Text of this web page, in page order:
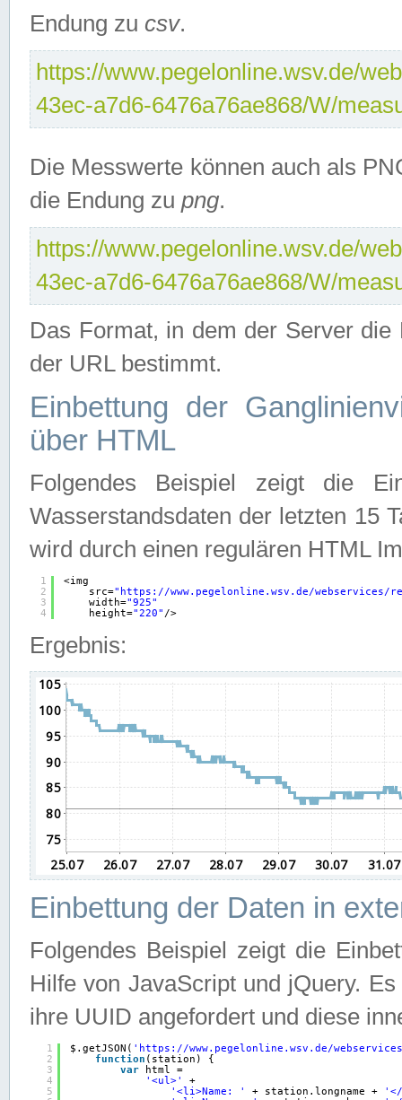
Endung zu csv.
https://www.pegelonline.wsv.de/
43ec-a7d6-6476a76ae868/W/
Die Messwerte können auch als
die Endung zu png.
https://www.pegelonline.wsv.de/
43ec-a7d6-6476a76ae868/W/
Das Format, in dem der Server
der URL bestimmt.
Einbettung der
über HTML
Folgendes Beispiel zeigt die
Wasserstandsdaten der letzten 15
wird durch einen regulären HTML
1
2
3
4
<img
src=" https://www.pegelonline.wsv.de/webservices/
width="925"
height="220" />
Ergebnis:
Einbettung der Daten in
Folgendes Beispiel zeigt die
Hilfe von JavaScript und jQuery.
ihre UUID angefordert und diese
1
2
3
4
5
$.getJSON( ' https://www.pegelonline.wsv.de/
function (station) {
var
html =
'<ul>'
+
'<li>Name: '
+ station.longname +